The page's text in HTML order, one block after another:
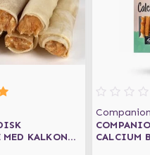
MED KALKON
Companion
CALCIUM